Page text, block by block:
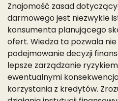
Znajomość zasad
darmowego jest niezwykle
konsumenta planującego
ofert. Wiedza ta pozwala
podejmowanie decyzji
lepsze zarządzanie
ewentualnymi
korzystania z kredytów.